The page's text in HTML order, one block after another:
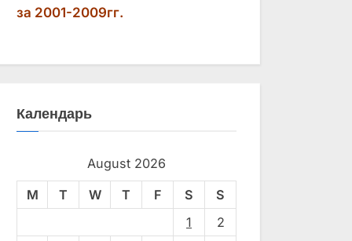
за 2001-2009гг.
Календарь
August 2026
M T W T F S
S
1
2